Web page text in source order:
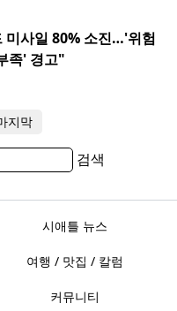
미사일 80% 소진…'위험
족' 경고"
지막
검색
시애틀 뉴스
여행 / 맛집 / 칼럼
커뮤니티